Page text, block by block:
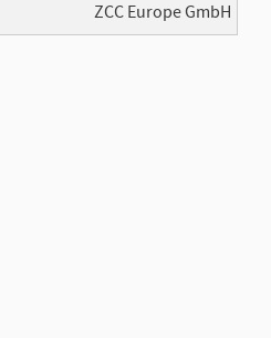
ZCC Europe GmbH